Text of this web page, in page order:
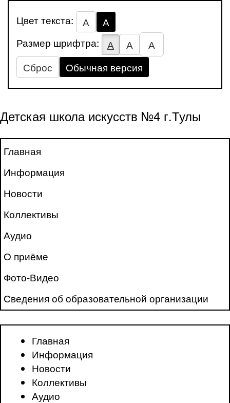
Цвет текста: А
А
Размер шрифтра:
А А
А
Сброс
Обычная версия
Детская школа искусств №4 г.Тулы
Главная
Информация
Новости
Коллективы
Аудио
О приёме
Фото-Видео
Сведения об образовательной организации
Главная
Информация
Новости
Коллективы
Аудио